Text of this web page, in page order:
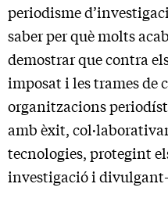
periodisme
saber per què molts
demostrar que contra
imposat i les trames de
organitzacions
amb èxit,
tecnologies, protegint
investigació i